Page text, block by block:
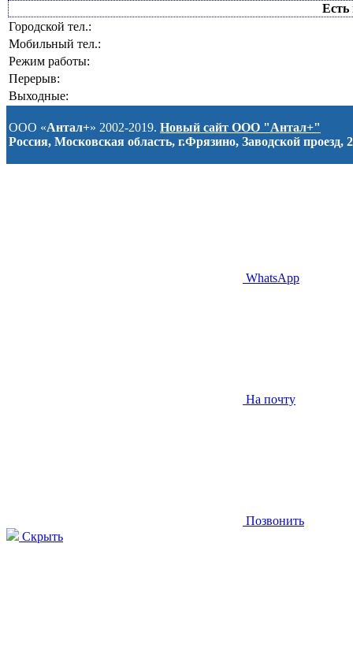
Есть
Городской тел.:
Мобильный тел.:
Режим работы:
Перерыв:
Выходные:
ООО «Антал+» 2002-2019. Новый сайт ООО "Антал+"
Россия, Московская область, г.Фрязино, Заводской проезд, 2
WhatsApp
На почту
Позвонить
Скрыть